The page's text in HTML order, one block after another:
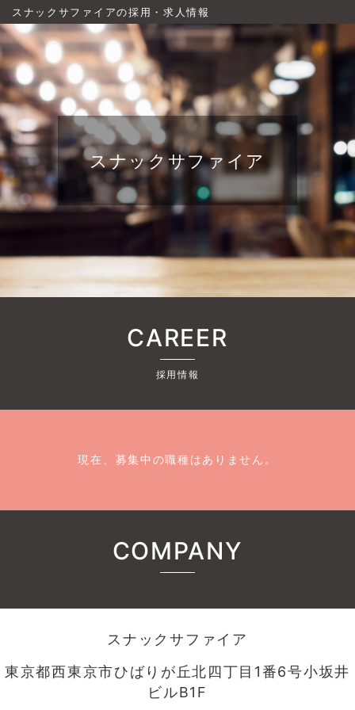
スナックサファイアの採用・求人情報
スナックサファイア
CAREER
採用情報
現在、募集中の職種はありません。
COMPANY
スナックサファイア
東京都西東京市ひばりが丘北四丁目1番6号小坂井
ビルB1F